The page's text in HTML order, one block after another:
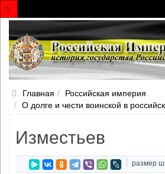
Главная
Российская империя
О долге и чести воинской в
Изместьев
размер